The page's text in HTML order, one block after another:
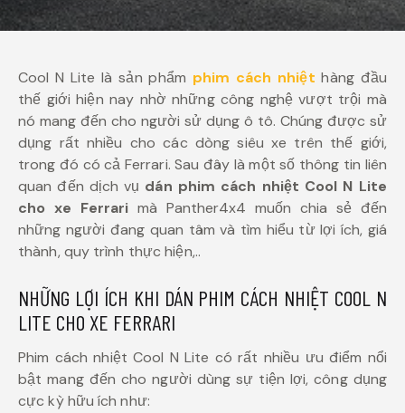
Cool N Lite là sản phẩm phim cách nhiệt hàng đầu
thế giới hiện nay nhờ những công nghệ vượt trội mà
nó mang đến cho người sử dụng ô tô. Chúng được sử
dụng rất nhiều cho các dòng siêu xe trên thế giới,
trong đó có cả Ferrari. Sau đây là một số thông tin liên
quan đến dịch vụ dán phim cách nhiệt Cool N Lite
cho xe Ferrari mà Panther4x4 muốn chia sẻ đến
những người đang quan tâm và tìm hiểu từ lợi ích, giá
thành, quy trình thực hiện,..
NHỮNG LỢI ÍCH KHI DÁN PHIM CÁCH NHIỆT COOL N
LITE CHO XE FERRARI
Phim cách nhiệt Cool N Lite có rất nhiều ưu điểm nổi
bật mang đến cho người dùng sự tiện lợi, công dụng
cực kỳ hữu ích như: